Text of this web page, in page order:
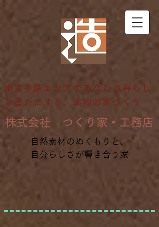
東京多摩エリアであなたの暮らし
を豊かにする、本物の家づくり
自然素材のぬくもりと、
自分らしさが響き合う家
​株式会社 つくり家・工務店